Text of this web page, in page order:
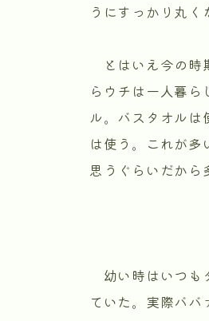
うにすっかり丸
とはいえ今の時
らウチは一人暮
ル。バスタオル
は使う。これが
思うぐらいだから
幼い時はいつも
ていた。実際バ